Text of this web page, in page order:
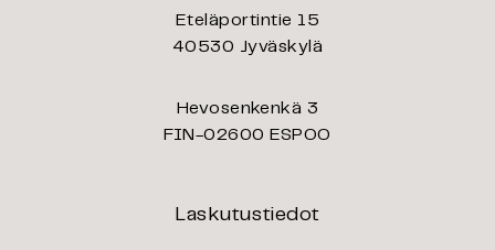
Eteläportintie 15
40530 Jyväskylä
Hevosenkenkä 3
FIN-02600 ESPOO
Laskutustiedot